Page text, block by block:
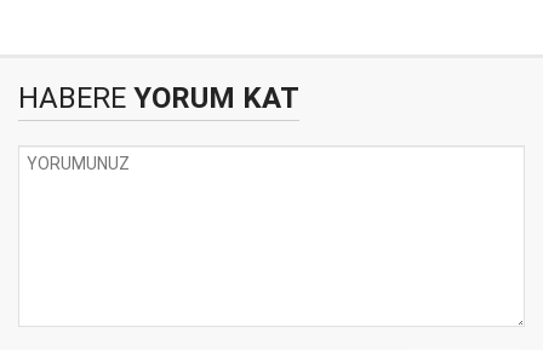
HABERE YORUM KAT